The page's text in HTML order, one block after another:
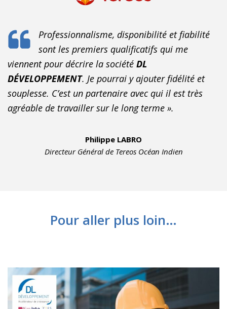
Professionnalisme, disponibilité et fiabilité
sont les premiers qualificatifs qui me
viennent pour décrire la société DL
DÉVELOPPEMENT. Je pourrai y ajouter fidélité et
souplesse. C’est un partenaire avec qui il est très
agréable de travailler sur le long terme ».
Philippe LABRO
Directeur Général de Tereos Océan Indien
Pour aller plus loin…